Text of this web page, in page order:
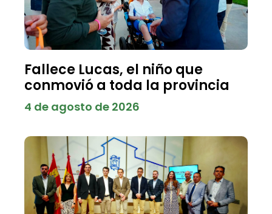
Fallece Lucas, el niño que
conmovió a toda la provincia
4 de agosto de 2026